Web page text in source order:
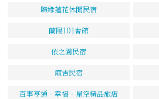
隨緣蓮花休閒民宿
蘭陽101會館
依之園民宿
麻吉民宿
百事亨通‧幸福‧星空精品旅店